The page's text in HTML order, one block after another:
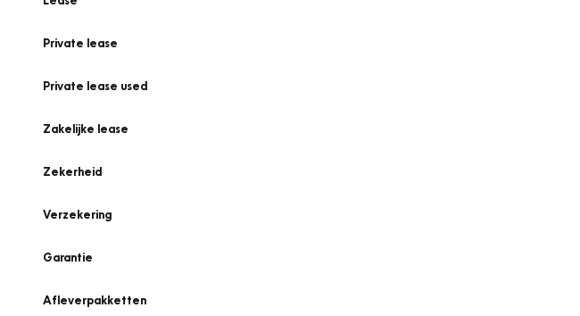
Private lease
Private lease used
Zakelijke lease
Zekerheid
Verzekering
Garantie
Afleverpakketten